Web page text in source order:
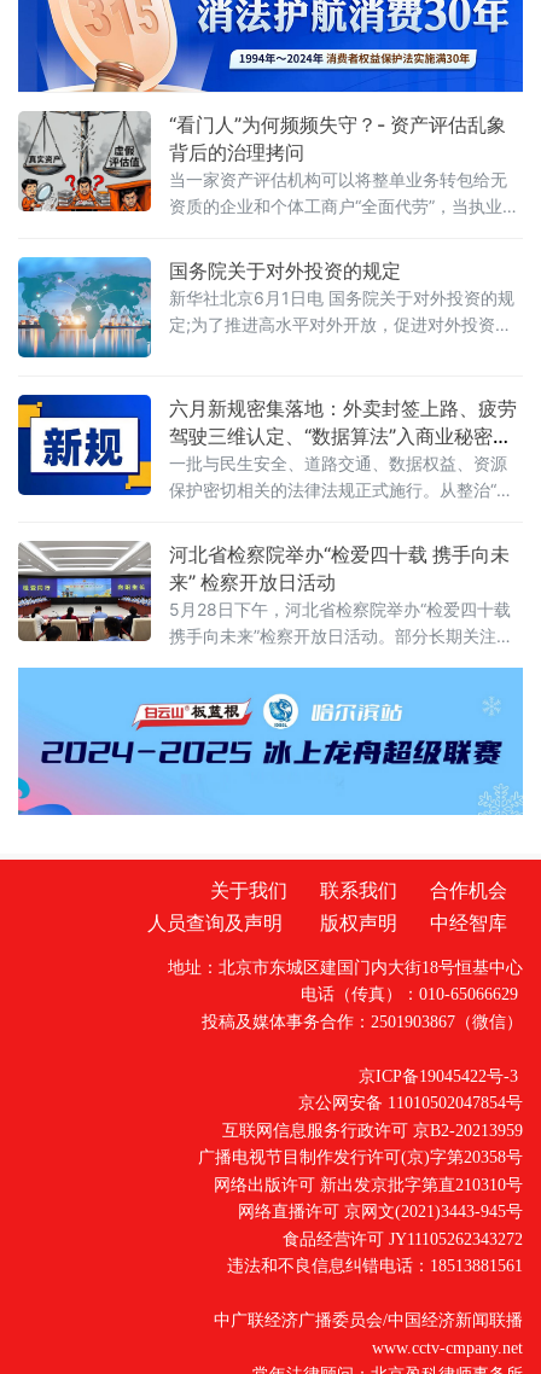
展路径”法治化营商环境建设（公益）大讲堂
2026首期活动上发表书面发言，为地方政府招
商引资高质量发展提出五条法治路径。他指
出，推动高质量发展离不开法治的支撑和保
障，地方政
“看门人”为何频频失守？- 资产评估乱象
背后的治理拷问
当一家资产评估机构可以将整单业务转包给无
资质的企业和个体工商户“全面代劳”，当执业人
重要评估参数可以随意调整、评估依据可以凭
空缺失——这张资本市场“看门人”的名片，还剩
下几分信度？上述场景并非危言耸听。近日，
财政部公布的2025年度资产评估行业联合检查
评估机构、12名
国务院关于对外投资的规定
新华社北京6月1日电 国务院关于对外投资的规
定;为了推进高水平对外开放，促进对外投资高
全、发展利益，根据《中华人民共和国对外关
系法》、《中华人民共和国对外贸易法》等法
律，制定本规定。第二条&emsp;中华人民共和
国境内（以下简称中国境内）投资者对外投
六月新规密集落地：外卖封签上路、疲劳
驾驶三维认定、“数据算法”入商业秘密保
护范围
一批与民生安全、道路交通、数据权益、资源
保护密切相关的法律法规正式施行。从整治“幽
维判定到“开门杀”责任明确，从商业秘密保护扩
围到城乡供水统筹管理——多项新规聚焦社会
关切，织密权益保障网，守护公众日常生活。
网络餐饮全链条严管：外卖必须“封口”，商家必
须“亮证”《网络餐饮服务经营者落实食品安全主
河北省检察院举办“检爱四十载 携手向未
来” 检察开放日活动
5月28日下午，河北省检察院举办“检爱四十载
携手向未来”检察开放日活动。部分长期关注未
政协委员、人民监督员以及石家庄市第二中学
师生、家长代表等50余人应邀走进省检察院，
直观了解检察工作，共同交流未成年人保护举
措。省检察院党组成员、副检察长任国强参加
开放日活动，并主持座谈交流会。据介绍，近
关于我们 联系我们
合作机会
人员查询及声明
版权声明 中经智库
地址：北京市东城区建国门内大街18号恒基中心
电话（传真）：010-65066629
投稿及媒体事务合作：2501903867（微信）
京ICP备19045422号-3
京公网安备 11010502047854号
互联网信息服务行政许可 京B2-20213959
广播电视节目制作发行许可(京)字第20358号
网络出版许可 新出发京批字第直210310号
网络直播许可 京网文(2021)3443-945号
食品经营许可 JY11105262343272
违法和不良信息纠错电话：18513881561
中广联经济广播委员会/中国经济新闻联播
www.cctv-cmpany.net